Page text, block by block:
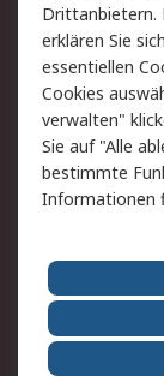
Rechtliches
RS Verkaufs-
Cookie-
Impressum
Karriere bei RS
Qualität/
Drittanbietern.
erklären Sie
essentiellen
Cookies
verwalten"
Sie auf "Alle
bestimmte
Informationen